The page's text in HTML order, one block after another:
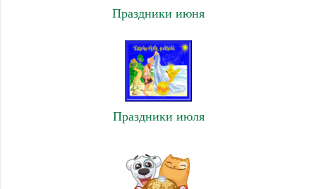
Праздники июня
Праздники июля